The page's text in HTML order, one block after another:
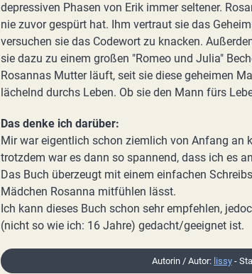
depressiven Phasen von Erik immer seltener.
nie zuvor gespürt hat. Ihm vertraut sie das
versuchen sie das Codewort zu knacken.
sie dazu zu einem großen "Romeo und Julia"
Rosannas Mutter läuft, seit sie diese geheimen
lächelnd durchs Leben. Ob sie den Mann fürs
Das denke ich darüber:
Mir war eigentlich schon ziemlich von Anfang an
trotzdem war es dann so spannend, dass ich es
Das Buch überzeugt mit einem einfachen
Mädchen Rosanna mitfühlen lässt.
Ich kann dieses Buch schon sehr empfehlen,
(nicht so wie ich: 16 Jahre) gedacht/geeignet ist.
Autorin / Autor: lissy -